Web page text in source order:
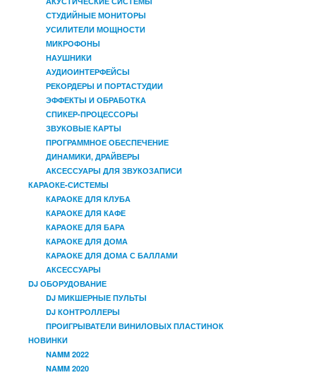
СТУДИЙНЫЕ МОНИТОРЫ
УСИЛИТЕЛИ МОЩНОСТИ
МИКРОФОНЫ
НАУШНИКИ
АУДИОИНТЕРФЕЙСЫ
РЕКОРДЕРЫ И ПОРТАСТУДИИ
ЭФФЕКТЫ И ОБРАБОТКА
СПИКЕР-ПРОЦЕССОРЫ
ЗВУКОВЫЕ КАРТЫ
ПРОГРАММНОЕ ОБЕСПЕЧЕНИЕ
ДИНАМИКИ, ДРАЙВЕРЫ
АКСЕССУАРЫ ДЛЯ ЗВУКОЗАПИСИ
КАРАОКЕ-СИСТЕМЫ
КАРАОКЕ ДЛЯ КЛУБА
КАРАОКЕ ДЛЯ КАФЕ
КАРАОКЕ ДЛЯ БАРА
КАРАОКЕ ДЛЯ ДОМА
КАРАОКЕ ДЛЯ ДОМА С БАЛЛАМИ
АКСЕССУАРЫ
DJ ОБОРУДОВАНИЕ
DJ МИКШЕРНЫЕ ПУЛЬТЫ
DJ КОНТРОЛЛЕРЫ
ПРОИГРЫВАТЕЛИ ВИНИЛОВЫХ ПЛАСТИНОК
НОВИНКИ
NAMM 2022
NAMM 2020